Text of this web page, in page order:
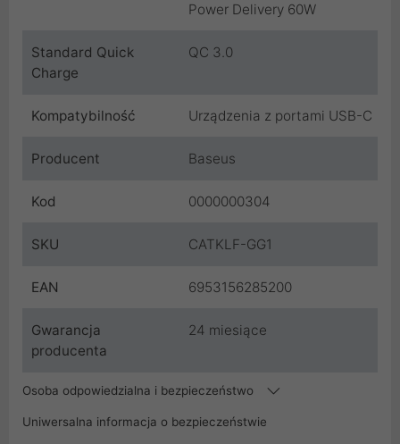
Power Delivery 60W
Standard Quick
Charge
QC 3.0
Kompatybilność Urządzenia z portami USB-C
Producent Baseus
Kod 0000000304
SKU CATKLF-GG1
EAN 6953156285200
Gwarancja
producenta
24 miesiące
Osoba odpowiedzialna i bezpieczeństwo
Uniwersalna informacja o bezpieczeństwie